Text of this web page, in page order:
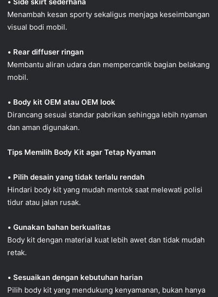
Menambah kesan sporty sekaligus menjaga keseimbangan
visual bodi mobil.
• Rear diffuser ringan
Membantu aliran udara dan mempercantik bagian belakang
mobil.
• Body kit OEM atau OEM look
Dirancang sesuai standar pabrikan sehingga lebih nyaman
dan aman digunakan.
Tips Memilih Body Kit agar Tetap Nyaman
• Pilih desain yang tidak terlalu rendah
Hindari body kit yang mudah mentok saat melewati polisi
tidur atau jalan rusak.
• Gunakan bahan berkualitas
Body kit dengan material kuat lebih awet dan tidak mudah
retak.
• Sesuaikan dengan kebutuhan harian
Pilih body kit yang mendukung kenyamanan, bukan hanya